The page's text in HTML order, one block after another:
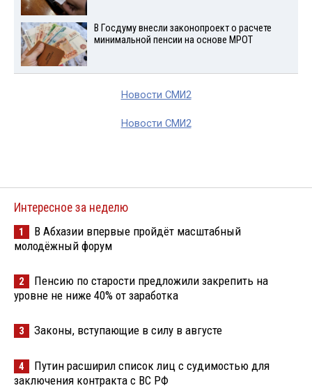
В Госдуму внесли законопроект о расчете
минимальной пенсии на основе МРОТ
Новости СМИ2
Новости СМИ2
Интересное за неделю
1
В Абхазии впервые пройдёт масштабный
молодёжный форум
2
Пенсию по старости предложили закрепить на
уровне не ниже 40% от заработка
3 Законы, вступающие в силу в августе
4
Путин расширил список лиц с судимостью для
заключения контракта с ВС РФ